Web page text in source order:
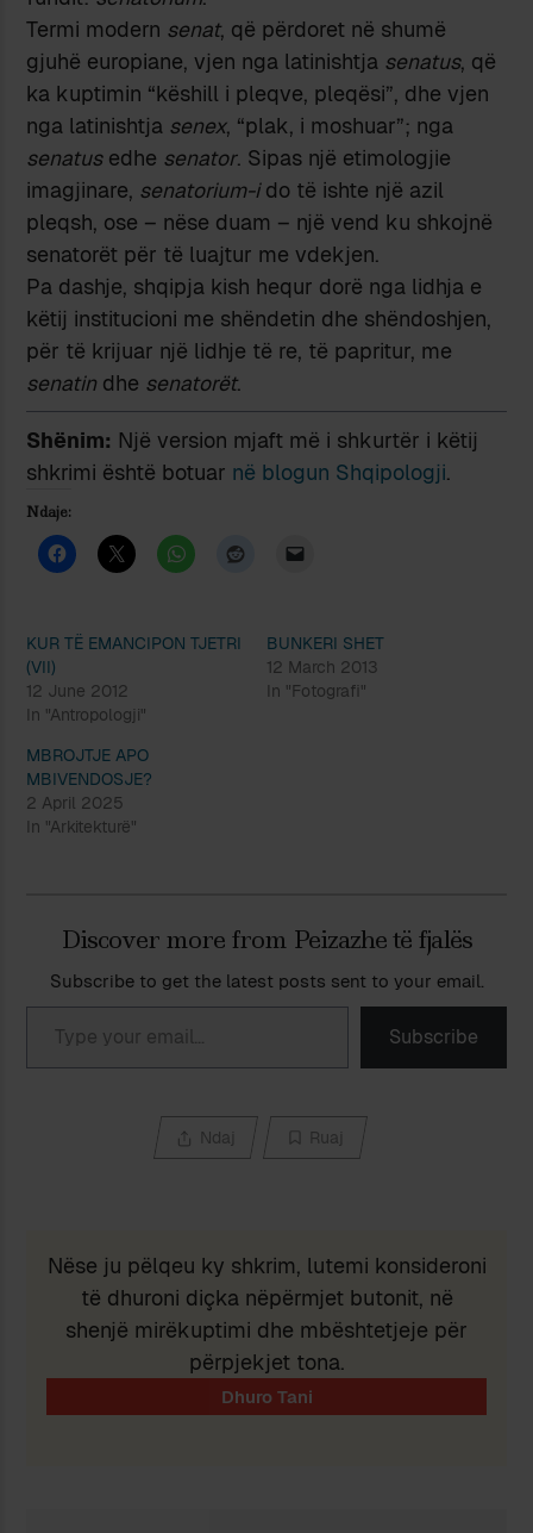
Termi modern senat, që përdoret në shumë
gjuhë europiane, vjen nga latinishtja senatus, që
ka kuptimin “këshill i pleqve, pleqësi”, dhe vjen
nga latinishtja senex, “plak, i moshuar”; nga
senatusedhe senator. Sipas një etimologjie
imagjinare, senatorium-ido të ishte një azil
pleqsh, ose – nëse duam – një vend ku shkojnë
senatorët për të luajtur me vdekjen.
Pa dashje, shqipja kish hequr dorë nga lidhja e
këtij institucioni me shëndetin dhe shëndoshjen,
për të krijuar një lidhje të re, të papritur, me
senatin dhe senatorët.
Shënim: Një version mjaft më i shkurtër i këtij
shkrimi është botuar në blogun Shqipologji.
Ndaje:
KUR TË EMANCIPON TJETRI
(VII)
12 June 2012
In "Antropologji"
BUNKERI SHET
12 March 2013
In "Fotografi"
MBROJTJE APO
MBIVENDOSJE?
2 April 2025
In "Arkitekturë"
Discover more from Peizazhe të fjalës
Subscribe to get the latest posts sent to your email.
Type your email…
Subscribe
Ndaj Ruaj
Nëse ju pëlqeu ky shkrim, lutemi konsideroni
të dhuroni diçka nëpërmjet butonit, në
shenjë mirëkuptimi dhe mbështetjeje për
përpjekjet tona.